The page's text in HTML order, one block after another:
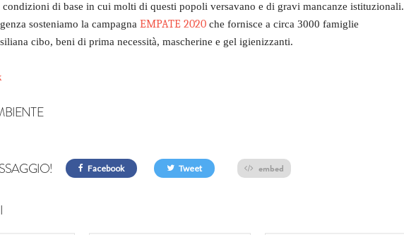
condizioni di base in cui molti di questi popoli versavano e di gravi mancanze istituzionali.
sosteniamo la campagna EMPATE 2020 che fornisce a circa 3000 famiglie
cibo, beni di prima necessità, mascherine e gel igienizzanti.
Facebook Tweet embed